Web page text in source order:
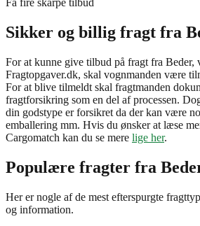
Få fire skarpe tilbud
Sikker og billig fragt fra
For at kunne give tilbud på fragt fra Beder,
Fragtopgaver.dk, skal vognmanden være
For at blive tilmeldt skal fragtmanden
fragtforsikring som en del af processen.
din godstype er forsikret da der kan være
emballering mm. Hvis du ønsker at læse
Cargomatch kan du se mere lige her.
Populære fragter fra
Her er nogle af de mest efterspurgte
og information.